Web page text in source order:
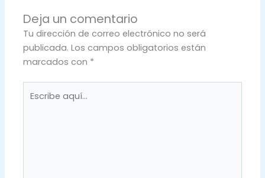
Deja un comentario
Tu dirección de correo electrónico no será
publicada. Los campos obligatorios están
marcados con *
aquí...